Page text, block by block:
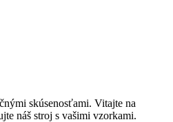
skúsenosťami. Vitajte na
náš stroj s vašimi vzorkami.